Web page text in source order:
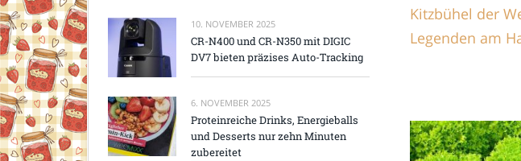
Kitzbühel der
Legenden am
10. NOVEMBER 2025
CR-N400 und CR-N350 mit DIGIC
DV7 bieten präzises Auto-Tracking
6. NOVEMBER 2025
Proteinreiche Drinks, Energieballs
und Desserts nur zehn Minuten
zubereitet